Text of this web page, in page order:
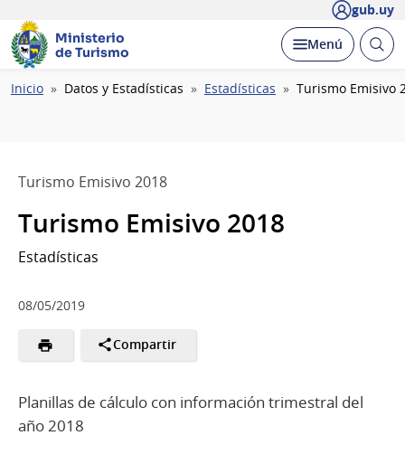
gub.uy
Ministerio
de Turismo
Desplegar
Menú Abrir
Ruta
Inicio Datos y Estadísticas Estadísticas Turismo Emisivo
Turismo Emisivo 2018
Turismo Emisivo 2018
Estadísticas
08/05/2019
Compartir
Planillas de cálculo con información trimestral del
año 2018